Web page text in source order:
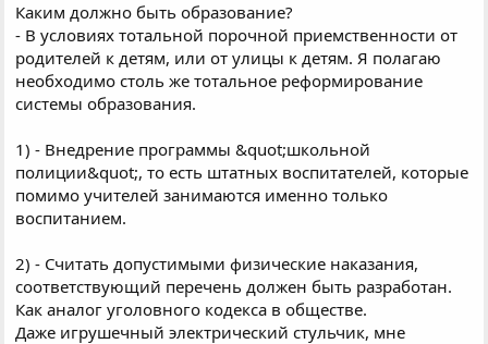
Каким должно быть образование?
- В условиях тотальной порочной приемственности от
родителей к детям, или от улицы к детям. Я полагаю
необходимо столь же тотальное реформирование
системы образования.
1) - Внедрение программы &quot;школьной
полиции&quot;, то есть штатных воспитателей, которые
помимо учителей занимаются именно только
воспитанием.
2) - Считать допустимыми физические наказания,
соответствующий перечень должен быть разработан.
Как аналог уголовного кодекса в обществе.
Даже игрушечный электрический стульчик, мне